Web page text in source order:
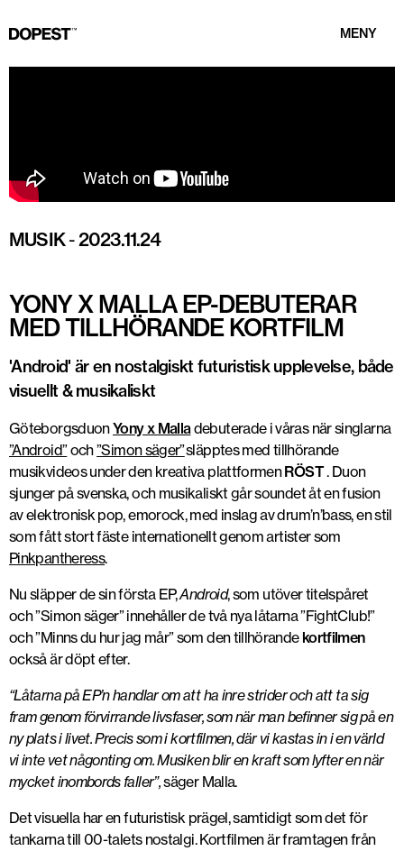
MENY
MUSIK-2023.11.24
YONY X MALLA EP-DEBUTERAR
MED TILLHÖRANDE KORTFILM
'Android' är en nostalgiskt futuristisk upplevelse, både
visuellt & musikaliskt
GöteborgsduonYony x Malladebuterade i våras när singlarna
”Android”och”Simon säger”släpptes med tillhörande
musikvideos under den kreativa plattformenRÖST. Duon
sjunger på svenska, och musikaliskt går soundet åt en fusion
av elektronisk pop, emorock, med inslag av drum’n’bass, en stil
som fått stort fäste internationellt genom artister som
Pinkpantheress.
Nu släpper de sin första EP,Android, som utöver titelspåret
och ”Simon säger” innehåller de två nya låtarna ”FightClub!”
och ”Minns du hur jag mår” som den tillhörande kortfilmen
också är döpt efter.
“Låtarna på EP’n handlar om att ha inre strider och att ta sig
fram genom förvirrande livsfaser, som när man befinner sig på en
ny plats i livet. Precis som i kortfilmen, där vi kastas in i en värld
vi inte vet någonting om. Musiken blir en kraft som lyfter en när
mycket inombords faller”,säger Malla.
Det visuella har en futuristisk prägel, samtidigt som det för
tankarna till 00-talets nostalgi. Kortfilmen är framtagen från